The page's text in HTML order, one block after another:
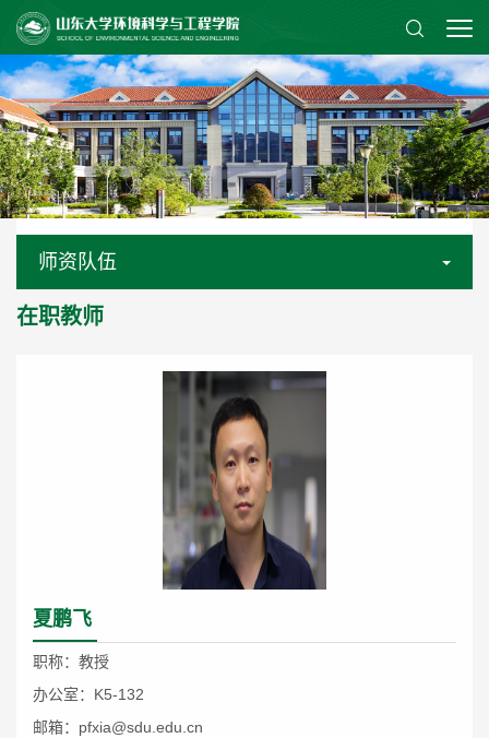
师资队伍
在职教师
夏鹏飞
职称：教授
办公室：K5-132
邮箱：pfxia@sdu.edu.cn